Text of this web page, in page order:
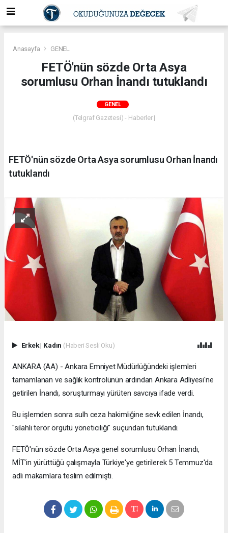
Anasayfa GENEL
FETÖ'nün sözde Orta Asya
sorumlusu Orhan İnandı tutuklandı
GENEL
(Telgraf Gazetesi) - Haberler |
FETÖ'nün sözde Orta Asya sorumlusu Orhan İnandı
tutuklandı
Erkek| Kadın (Haberi Sesli Oku)
ANKARA (AA) - Ankara Emniyet Müdürlüğündeki işlemleri
tamamlanan ve sağlık kontrolünün ardından Ankara Adliyesi'ne
getirilen İnandı, soruşturmayı yürüten savcıya ifade verdi.
Bu işlemden sonra sulh ceza hakimliğine sevk edilen İnandı,
"silahlı terör örgütü yöneticiliği" suçundan tutuklandı.
FETÖ'nün sözde Orta Asya genel sorumlusu Orhan İnandı,
MİT'in yürüttüğü çalışmayla Türkiye'ye getirilerek 5 Temmuz'da
adli makamlara teslim edilmişti.